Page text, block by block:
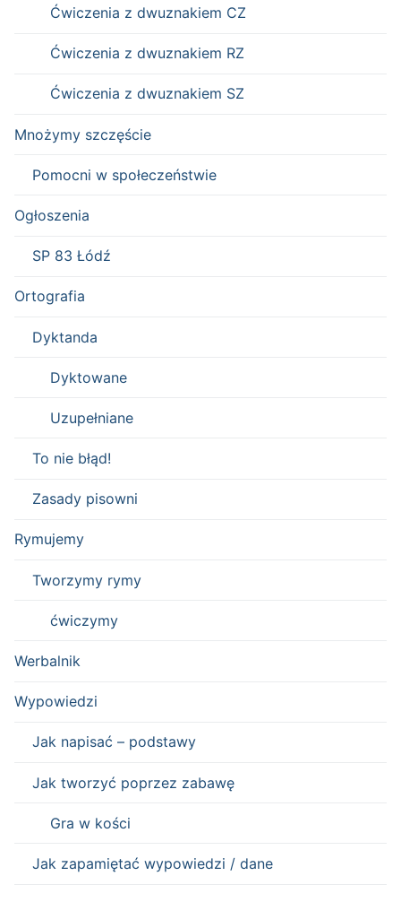
Ćwiczenia z dwuznakiem CZ
Ćwiczenia z dwuznakiem RZ
Ćwiczenia z dwuznakiem SZ
Mnożymy szczęście
Pomocni w społeczeństwie
Ogłoszenia
SP 83 Łódź
Ortografia
Dyktanda
Dyktowane
Uzupełniane
To nie błąd!
Zasady pisowni
Rymujemy
Tworzymy rymy
ćwiczymy
Werbalnik
Wypowiedzi
Jak napisać – podstawy
Jak tworzyć poprzez zabawę
Gra w kości
Jak zapamiętać wypowiedzi / dane